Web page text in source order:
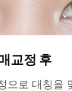
교정 후
으로 대칭을